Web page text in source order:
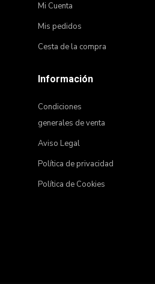
Mi Cuenta
Mis pedidos
Cesta de la compra
Información
Condiciones
generales de venta
Aviso Legal
Política de privacidad
Política de Cookies